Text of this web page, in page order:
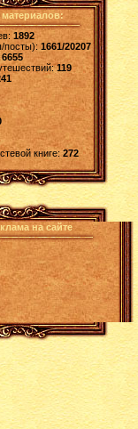
материалов:
1892
посты):1661/20207
6655
119
книге:272
на сайте